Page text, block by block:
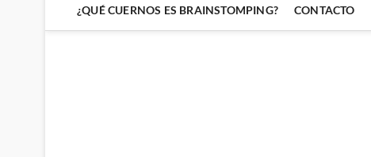
¿QUÉ CUERNOS ES BRAINSTOMPING? CONTACTO